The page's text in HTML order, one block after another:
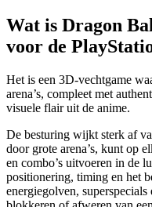
Wat is Dragon
voor de
Het is een 3D-vechtgame
arena’s, compleet met
visuele flair uit de anime.
De besturing wijkt sterk af
door grote arena’s, kunt op
en combo’s uitvoeren in de
positionering, timing en het
energiegolven,